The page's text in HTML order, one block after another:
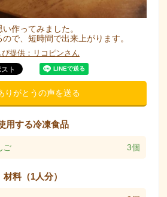
作ってみました。
で、短時間で出来上がります。
ぴ提供：リコピンさん
りがとうの声を送る
用する冷凍食品
ご 3個
材料（1人分）